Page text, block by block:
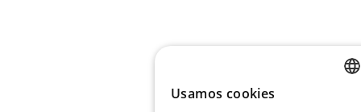
Usamos cookies